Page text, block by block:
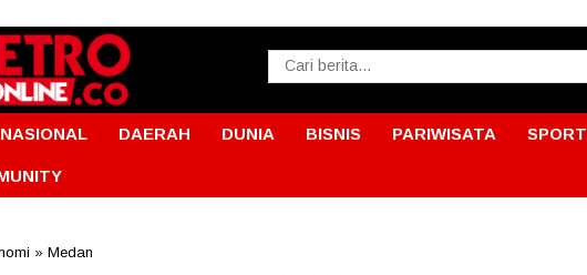
NASIONAL DAERAH DUNIA BISNIS PARIWISATA SPORT
» Medan